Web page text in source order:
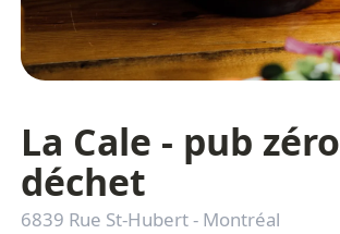
La Cale - pub zéro
déchet
6839 Rue St-Hubert- Montréal